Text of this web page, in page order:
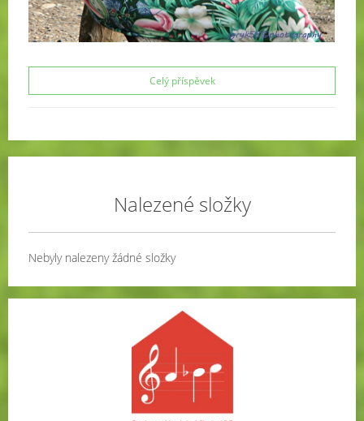
Celý příspěvek
Nalezené složky
Nebyly nalezeny žádné složky